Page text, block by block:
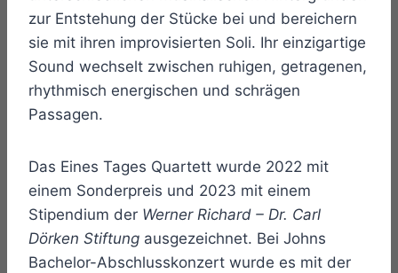
zur Entstehung der Stücke bei und bereichern
sie mit ihren improvisierten Soli. Ihr einzigartige
Sound wechselt zwischen ruhigen, getragenen,
rhythmisch energischen und schrägen
Passagen.
Das Eines Tages Quartett wurde 2022 mit
einem Sonderpreis und 2023 mit einem
Stipendium der Werner Richard – Dr. Carl
Dörken Stiftung ausgezeichnet. Bei Johns
Bachelor-Abschlusskonzert wurde es mit der